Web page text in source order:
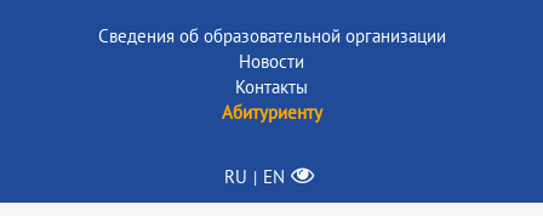
Сведения об образовательной организации
Новости
Контакты
Абитуриенту
RU | EN